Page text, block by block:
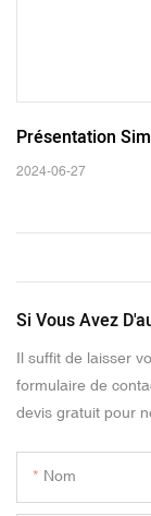
Présentation
2024-06-27
Si Vous Avez
Il suffit de laisser
formulaire de
devis gratuit pour
Nom